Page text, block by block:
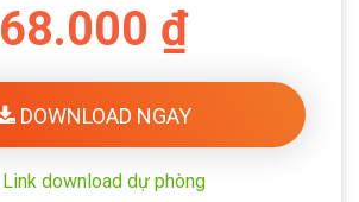
68.000 ₫
DOWNLOAD NGAY
Link download dự phòng